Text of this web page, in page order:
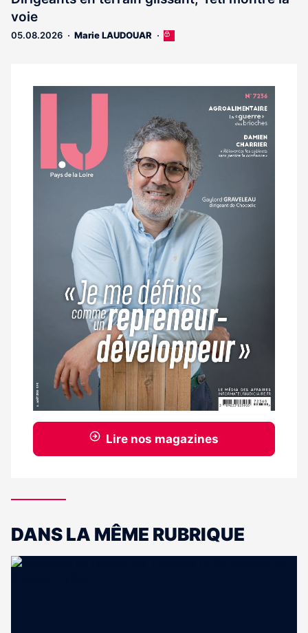
voie
05.08.2026 Marie LAUDOUAR
Cet
aux
Notre
magazine
Lire nos magazines
DANS LA MÊME RUBRIQUE